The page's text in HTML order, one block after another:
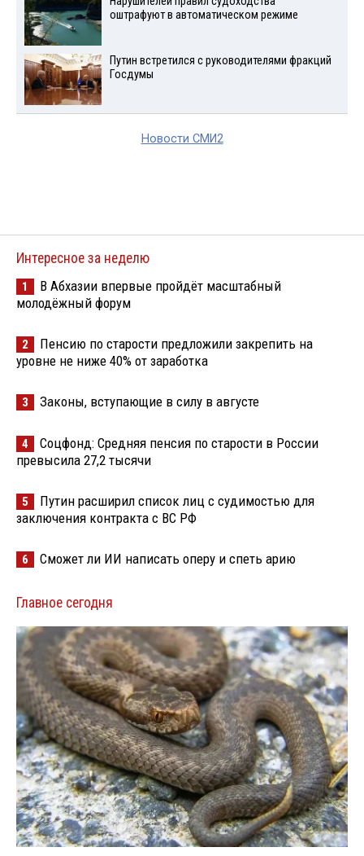
оштрафуют в автоматическом режиме
Путин встретился с руководителями фракций
Госдумы
Новости СМИ2
Интересное за неделю
1
В Абхазии впервые пройдёт масштабный
молодёжный форум
2
Пенсию по старости предложили закрепить на
уровне не ниже 40% от заработка
3 Законы, вступающие в силу в августе
4
Соцфонд: Средняя пенсия по старости в России
превысила 27,2 тысячи
5
Путин расширил список лиц с судимостью для
заключения контракта с ВС РФ
6 Сможет ли ИИ написать оперу и спеть арию
Главное сегодня